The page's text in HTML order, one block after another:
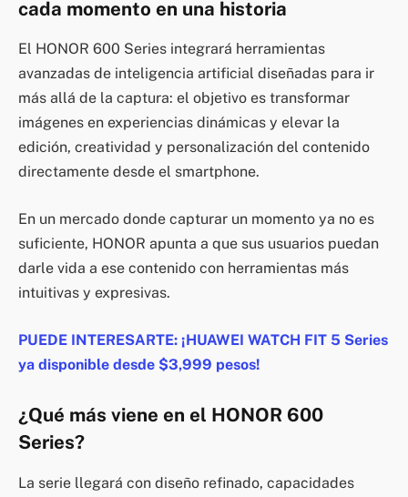
cada momento en una historia
El HONOR 600 Series integrará herramientas
avanzadas de inteligencia artificial diseñadas para ir
más allá de la captura: el objetivo es transformar
imágenes en experiencias dinámicas y elevar la
edición, creatividad y personalización del contenido
directamente desde el smartphone.
En un mercado donde capturar un momento ya no es
suficiente, HONOR apunta a que sus usuarios puedan
darle vida a ese contenido con herramientas más
intuitivas y expresivas.
PUEDE INTERESARTE: ¡HUAWEI WATCH FIT 5 Series
ya disponible desde $3,999 pesos!
¿Qué más viene en el HONOR 600
Series?
La serie llegará con diseño refinado, capacidades